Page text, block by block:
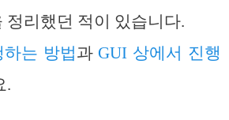
정리했던 적이 있습니다.
는 방법과GUI 상에서 진행
.